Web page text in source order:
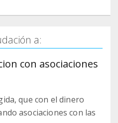
a:
con asociaciones
que con el dinero
asociaciones con las